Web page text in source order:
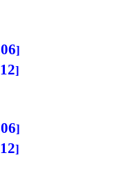
06
12
06
12